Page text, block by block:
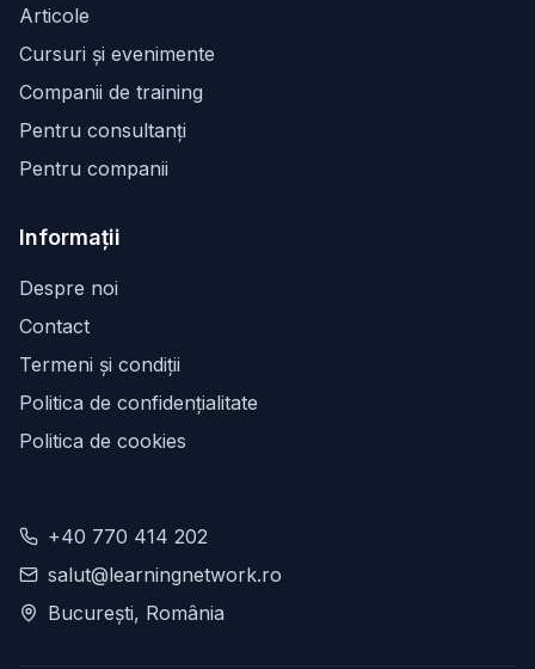
Articole
Cursuri și evenimente
Companii de training
Pentru consultanți
Pentru companii
Informații
Despre noi
Contact
Termeni și condiții
Politica de confidențialitate
Politica de cookies
+40 770 414 202
salut@learningnetwork.ro
București, România